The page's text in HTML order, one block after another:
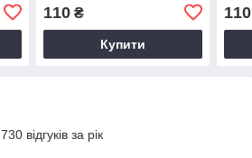
110₴
Купити
110
відгуків за рік